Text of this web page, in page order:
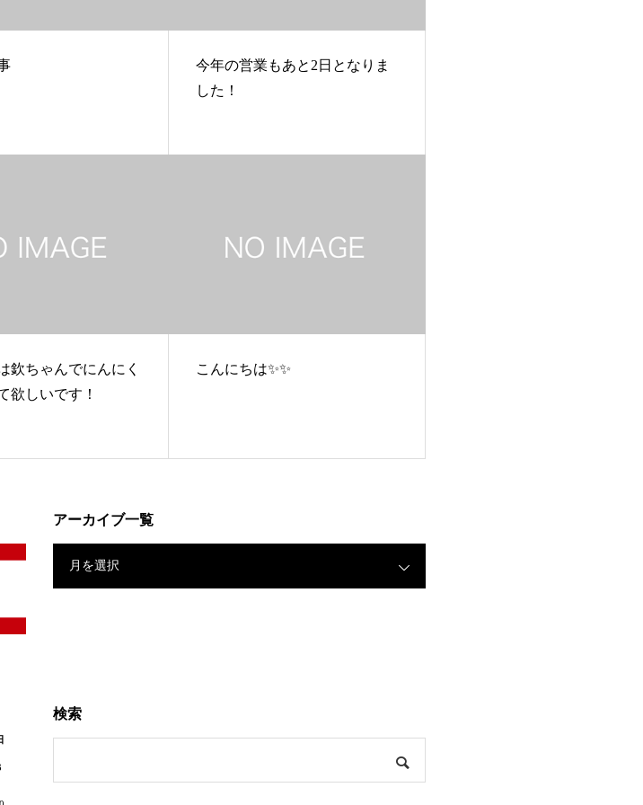
今年の営業もあと2日となりま
した！
欽ちゃんでにんにく
欲しいです！
こんにちは✨✨
アーカイブ一覧
月を選択
検索